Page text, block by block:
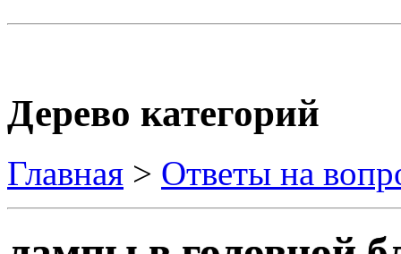
Дерево категорий
Главная > Ответы на